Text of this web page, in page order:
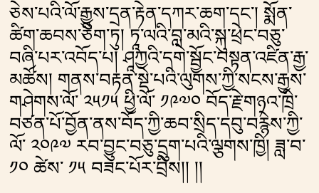
ཅེས་པའི་ལོ་རྒྱུས་དྲན་རྟེན་དཀར་ཆག་དང༌། སྨོན་
ཚིག་ཆབས་ཅིག་ཏུ། ཏཱ་ལའི་བླ་མའི་སྐུ་ཕྲེང་བཅུ་
བཞི་པར་འབོད་པ། ཤཱཀྱའི་དགེ་སྦྱོང་བསྟན་འཛིན་རྒྱ་
མཚོས། གནས་བརྟན་སྡེ་པའི་ལུགས་ཀྱི་སངས་རྒྱས་
གཤེགས་ལོ་ ༢༥༡༥ ཕྱི་ལོ་ ༡༩༧༠ བོད་རྗེ་གཉའ་ཁྲི་
བཙན་པོ་བྱོན་ནས་བོད་ཀྱི་ཆབ་སྲིད་དབུ་བརྙེས་ཀྱི་
ལོ་ ༢༠༩༧ རབ་བྱུང་བཅུ་དྲུག་པའི་ལྕགས་ཁྱི། ཟླ་བ་
༡༠ ཚེས་ ༡༥ བཟང་པོར་བྲིས།། །།